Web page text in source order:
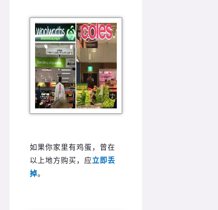
如果你家里有鸡蛋，曾在
以上地方购买，应立即丢
掉。